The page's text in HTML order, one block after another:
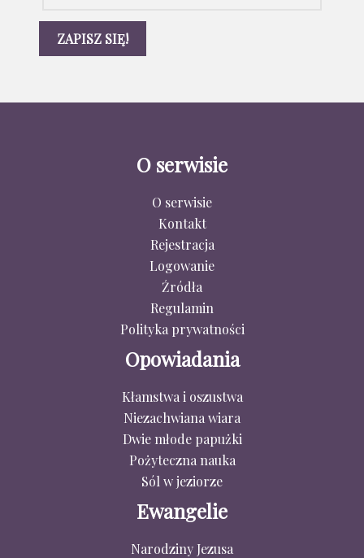
O serwisie
O serwisie
Kontakt
Rejestracja
Logowanie
Źródła
Regulamin
Polityka prywatności
Opowiadania
Kłamstwa i oszustwa
Niezachwiana wiara
Dwie młode papużki
Pożyteczna nauka
Sól w jeziorze
Ewangelie
Narodziny Jezusa